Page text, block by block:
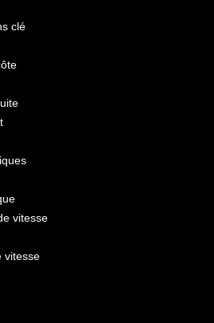
clé
vitesse
vitesse